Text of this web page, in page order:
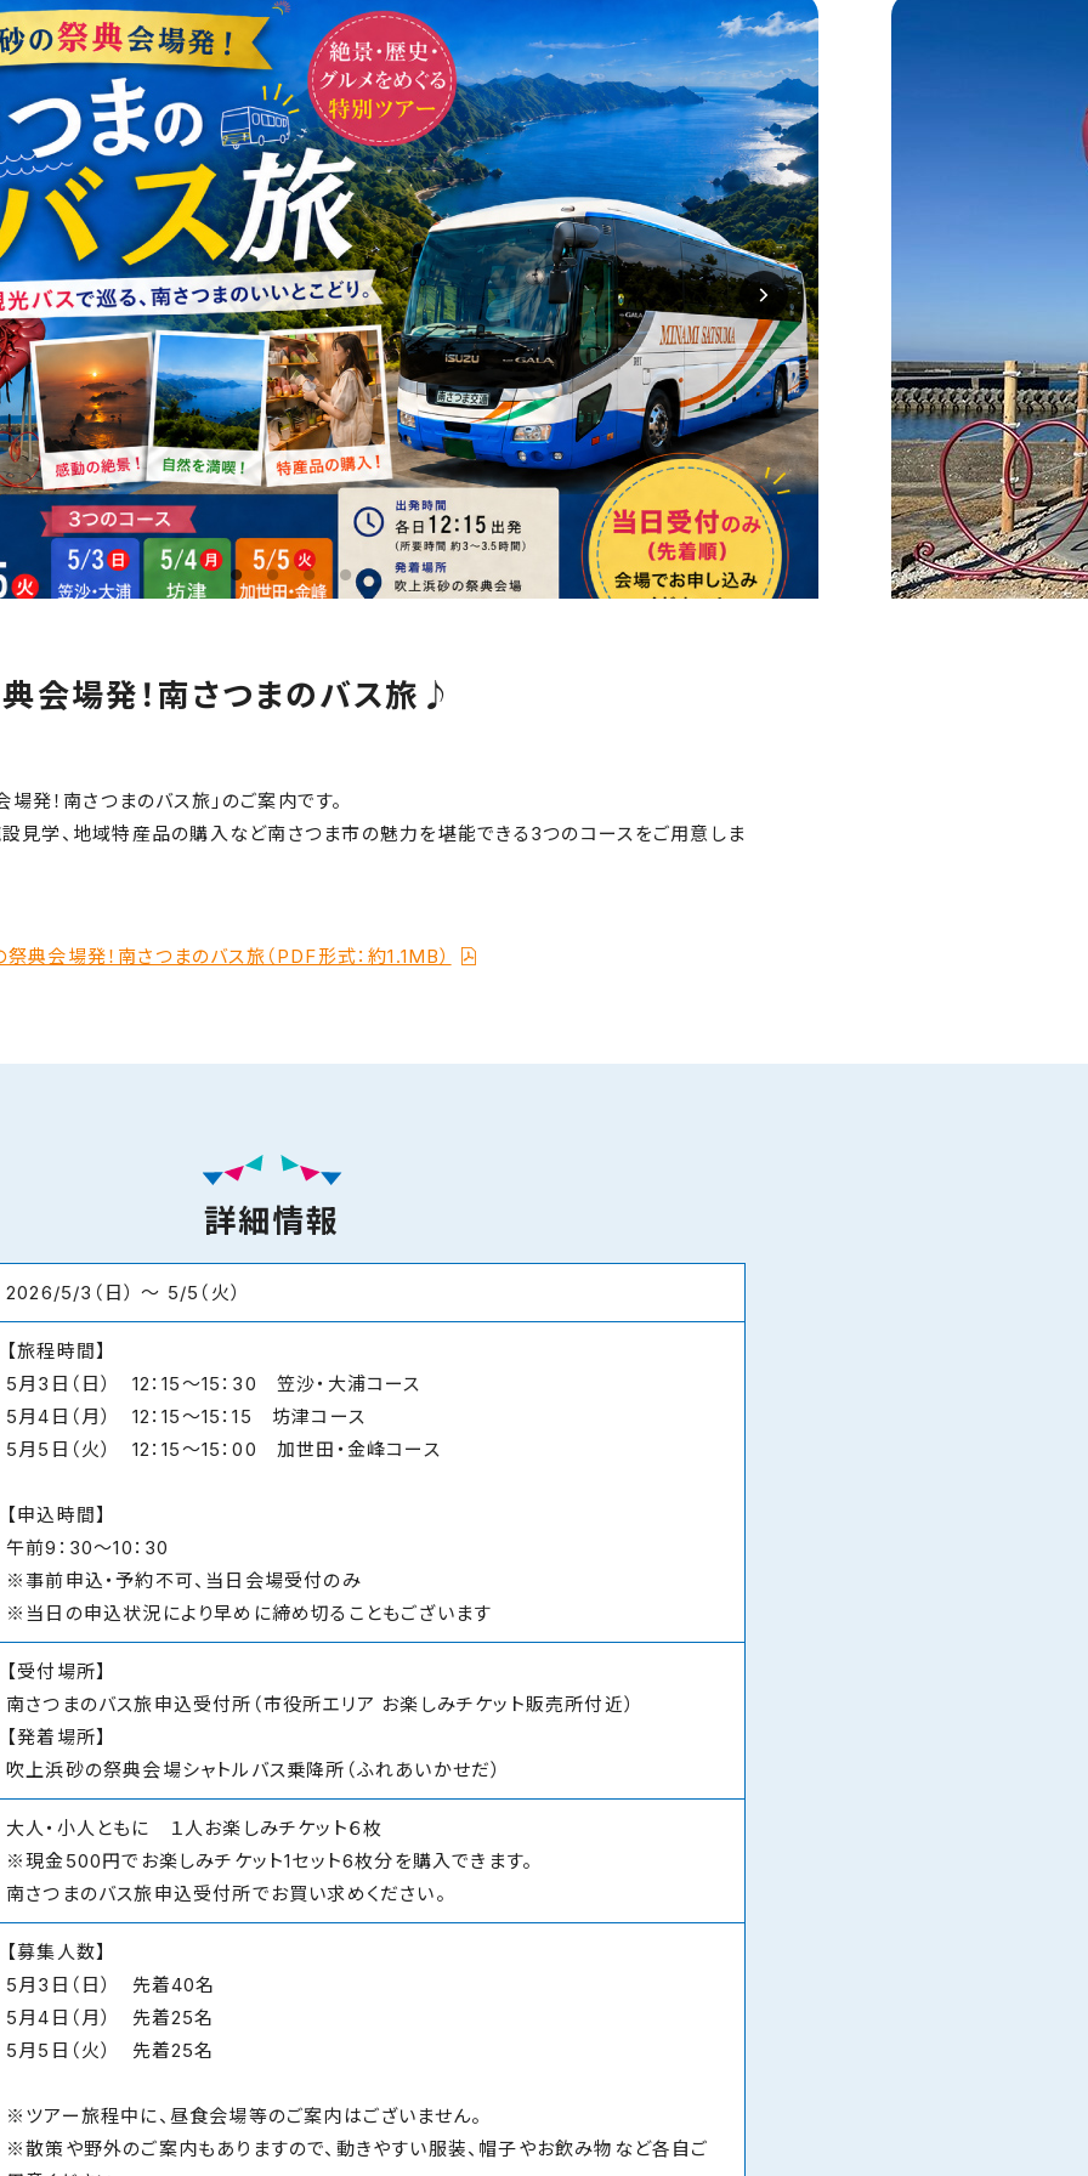
会場発！南さつまのバス旅♪
発！南さつまのバス旅」のご案内です。
見学、地域特産品の購入など南さつま市の魅力を堪能できる3つのコースをご用意しま
祭典会場発！南さつまのバス旅（PDF形式：約1.1MB）
詳細情報
2026/5/3（日） 〜 5/5（火）
【旅程時間】
5月3日（日） 12：15～15：30 笠沙・大浦コース
5月4日（月） 12：15～15：15 坊津コース
5月5日（火） 12：15～15：00 加世田・金峰コース
【申込時間】
午前9：30～10：30
※事前申込・予約不可、当日会場受付のみ
※当日の申込状況により早めに締め切ることもございます
【受付場所】
南さつまのバス旅申込受付所（市役所エリア お楽しみチケット販売所付近）
【発着場所】
吹上浜砂の祭典会場シャトルバス乗降所（ふれあいかせだ）
大人・小人ともに １人お楽しみチケット６枚
※現金500円でお楽しみチケット1セット6枚分を購入できます。
南さつまのバス旅申込受付所でお買い求めください。
【募集人数】
5月3日（日） 先着40名
5月4日（月） 先着25名
5月5日（火） 先着25名
※ツアー旅程中に、昼食会場等のご案内はございません。
※散策や野外のご案内もありますので、動きやすい服装、帽子やお飲み物など各自ご